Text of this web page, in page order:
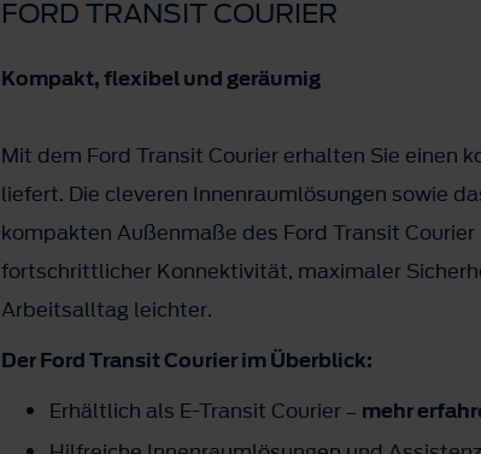
FORD TRANSIT COURIER
Kompakt, flexibel und geräumig
Mit dem Ford Transit Courier erhalten Sie einen
liefert. Die cleveren Innenraumlösungen sowie
kompakten Außenmaße des Ford Transit
fortschrittlicher Konnektivität, maximaler
Arbeitsalltag leichter.
Der Ford Transit Courier im Überblick:
Erhältlich als E-Transit Courier – mehr